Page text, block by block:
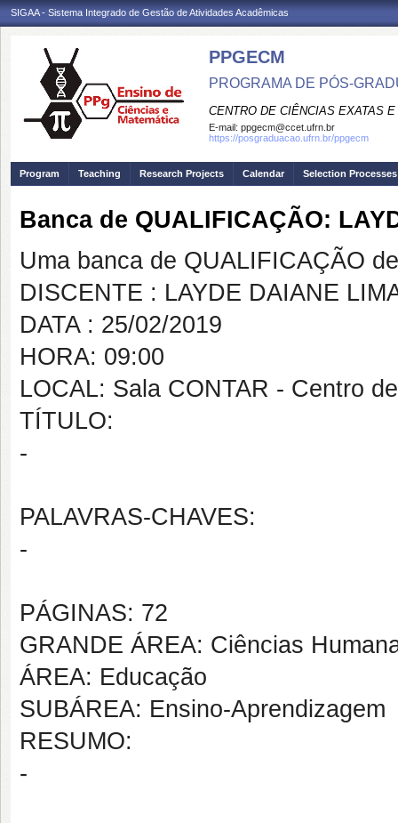
SIGAA - Sistema Integrado de Gestão de Atividades Acadêmicas
PPGECM
PROGRAMA DE PÓS-
CENTRO DE CIÊNCIAS EXATAS
E-mail: ppgecm@ccet.ufrn.br
https://posgraduacao.ufrn.br/ppgecm
Program Teaching Research Projects Calendar Selection Processes
Banca de QUALIFICAÇÃO:
Uma banca de QUALIFICAÇÃO
DISCENTE : LAYDE DAIANE
DATA : 25/02/2019
HORA: 09:00
LOCAL: Sala CONTAR - Centro
TÍTULO:
-
PALAVRAS-CHAVES:
-
PÁGINAS: 72
GRANDE ÁREA: Ciências
ÁREA: Educação
SUBÁREA: Ensino-Aprendizagem
RESUMO:
-